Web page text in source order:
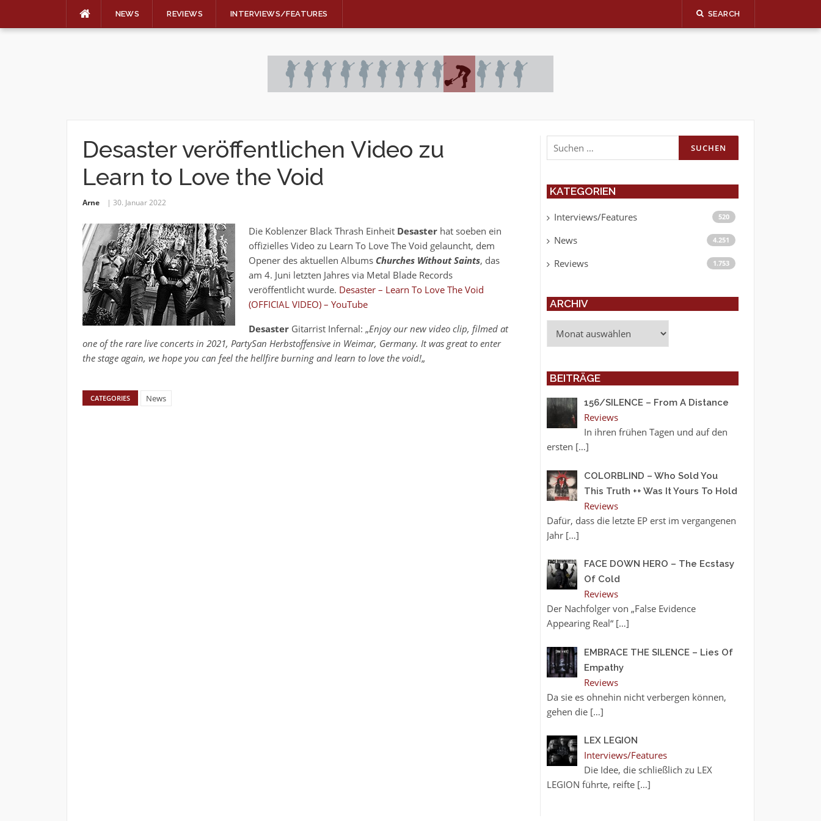
NEWS REVIEWS INTERVIEWS/FEATURES SEARCH
Desaster veröffentlichen Video zu
Learn to Love the Void
Arne 30. Januar 2022
Die Koblenzer Black Thrash Einheit Desaster hat soeben ein
offizielles Video zu Learn To Love The Void gelauncht, dem
Opener des aktuellen Albums Churches Without Saints, das
am 4. Juni letzten Jahres via Metal Blade Records
veröffentlicht wurde. Desaster – Learn To Love The Void
(OFFICIAL VIDEO) – YouTube
Desaster Gitarrist Infernal: „Enjoy our new video clip, filmed at
one of the rare live concerts in 2021, PartySan Herbstoffensive in Weimar, Germany. It was great to enter
the stage again, we hope you can feel the hellfire burning and learn to love the void!„
CATEGORIES News
Suchen
nach:
KATEGORIEN
Interviews/Features 520
News 4.251
Reviews 1.753
ARCHIV
BEITRÄGE
156/SILENCE – From A Distance
Reviews
In ihren frühen Tagen und auf den
ersten […]
COLORBLIND – Who Sold You
This Truth ++ Was It Yours To Hold
Reviews
Dafür, dass die letzte EP erst im vergangenen
Jahr […]
FACE DOWN HERO – The Ecstasy
Of Cold
Reviews
Der Nachfolger von „False Evidence
Appearing Real“ […]
EMBRACE THE SILENCE – Lies Of
Empathy
Reviews
Da sie es ohnehin nicht verbergen können,
gehen die […]
LEX LEGION
Interviews/Features
Die Idee, die schließlich zu LEX
LEGION führte, reifte […]